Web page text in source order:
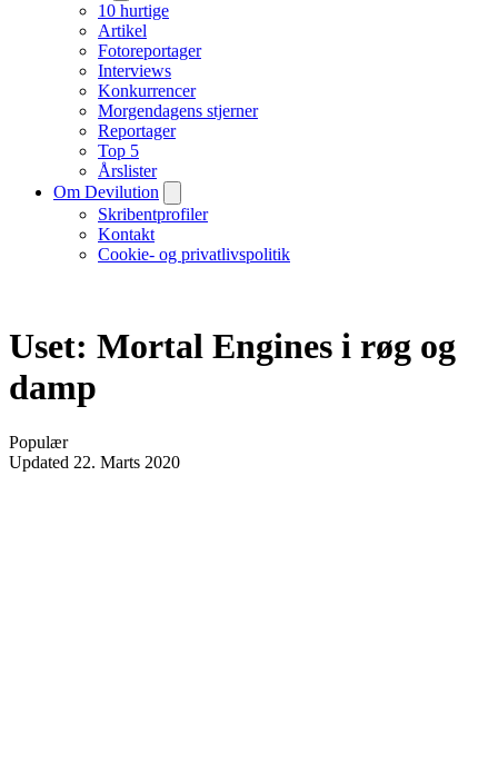
10 hurtige
Artikel
Fotoreportager
Interviews
Konkurrencer
Morgendagens stjerner
Reportager
Top 5
Årslister
Om Devilution
Skribentprofiler
Kontakt
Cookie- og privatlivspolitik
Uset: Mortal Engines i røg og
damp
Populær
Updated 22. Marts 2020